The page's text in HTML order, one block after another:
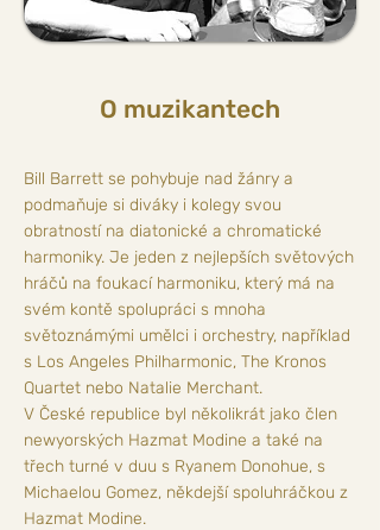
O muzikantech
Bill Barrett se pohybuje nad žánry a
podmaňuje si diváky i kolegy svou
obratností na diatonické a chromatické
harmoniky. Je jeden z nejlepších světových
hráčů na foukací harmoniku, který má na
svém kontě spolupráci s mnoha
světoznámými umělci i orchestry, například
s Los Angeles Philharmonic, The Kronos
Quartet nebo Natalie Merchant.
V České republice byl několikrát jako člen
newyorských Hazmat Modine a také na
třech turné v duu s Ryanem Donohue, s
Michaelou Gomez, někdejší spoluhráčkou z
Hazmat Modine.